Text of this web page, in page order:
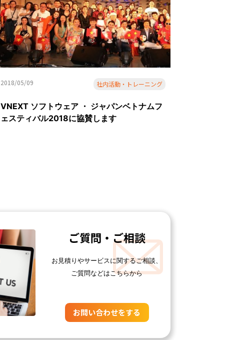
2018/05/09 社内活動・トレーニング
VNEXT ソフトウェア ・ ジャパンベトナムフ
ェスティバル2018に協賛します
ご質問・ご相談
お見積りやサービスに関するご相談、
ご質問などはこちらから
お問い合わせをする